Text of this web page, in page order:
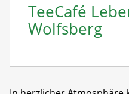
TeeCafé
Wolfsberg